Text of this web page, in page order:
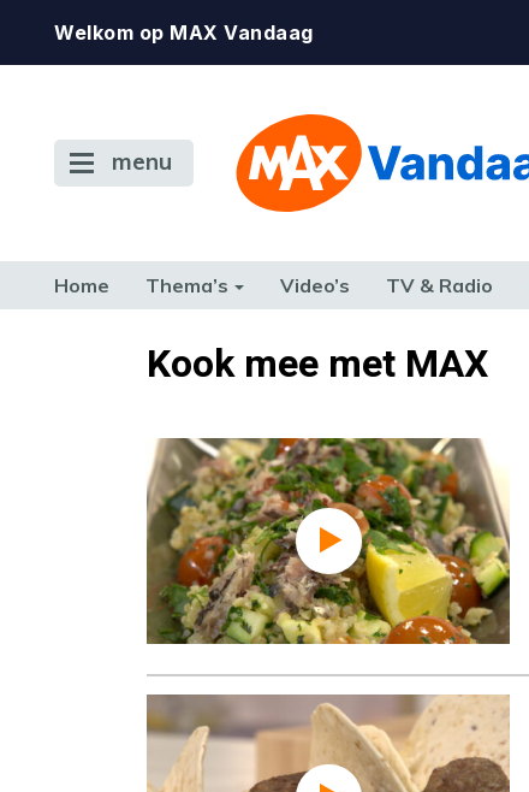
Welkom op MAX Vandaag
menu
Home Thema’s Video’s TV & Radio
TERUG NAAR TOENKook mee met MAX